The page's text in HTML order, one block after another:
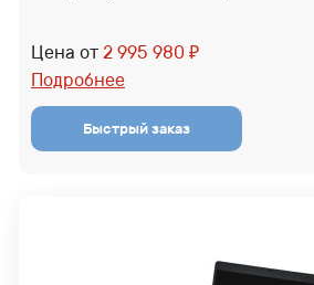
Цена от 2 995 980 ₽
Подробнее